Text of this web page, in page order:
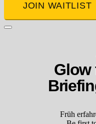
JOIN WAITLIST
Glow
Früh